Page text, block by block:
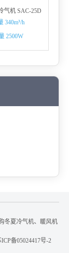
气机 SAC-25D
340m³/h
2500W
冬夏冷气机、暖风机
ICP备05024417号-2